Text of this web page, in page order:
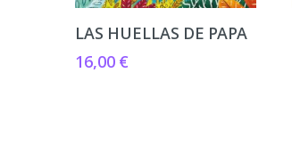
LAS HUELLAS DE PAPA
16,00 €